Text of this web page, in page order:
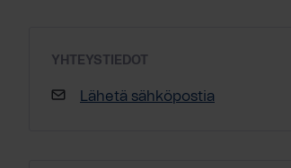
YHTEYSTIEDOT
Lähetä sähköpostia